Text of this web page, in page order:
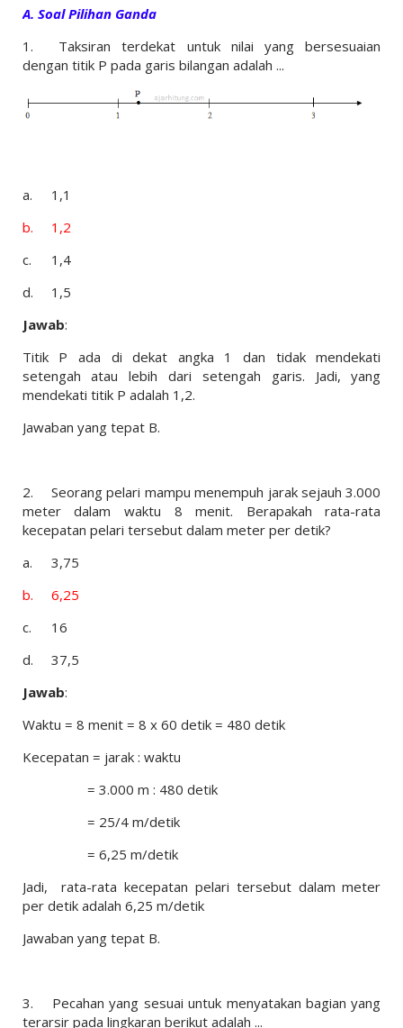
A. Soal Pilihan Ganda
1.
Taksiran terdekat untuk nilai yang bersesuaian
dengan titik P pada garis bilangan adalah ...
a.
1,1
b.
1,2
c.
1,4
d.
1,5
Jawab:
Titik P ada di dekat angka 1 dan tidak mendekati
setengah atau lebih dari setengah garis. Jadi, yang
mendekati titik P adalah 1,2.
Jawaban yang tepat B.
2.
Seorang pelari mampu menempuh jarak sejauh 3.000
meter dalam waktu 8 menit. Berapakah rata-rata
kecepatan pelari tersebut dalam meter per detik?
a.
3,75
b.
6,25
c.
16
d.
37,5
Jawab:
Waktu = 8 menit = 8 x 60 detik = 480 detik
Kecepatan = jarak : waktu
= 3.000 m : 480 detik
= 25/4 m/detik
= 6,25 m/detik
Jadi, rata-rata kecepatan pelari tersebut dalam meter
per detik adalah 6,25 m/detik
Jawaban yang tepat B.
3.
Pecahan yang sesuai untuk menyatakan bagian yang
terarsir pada lingkaran berikut adalah ...